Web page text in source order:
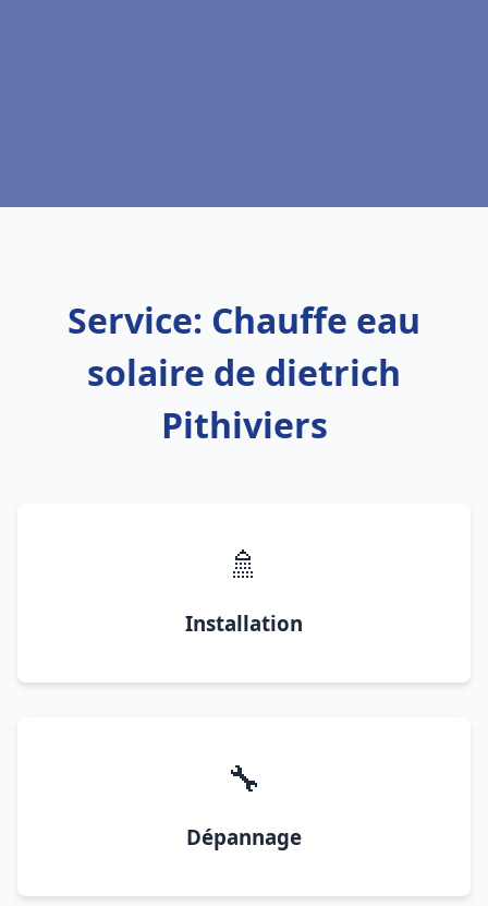
Service: Chauffe eau
solaire de dietrich
Pithiviers
🚿
Installation
🔧
Dépannage